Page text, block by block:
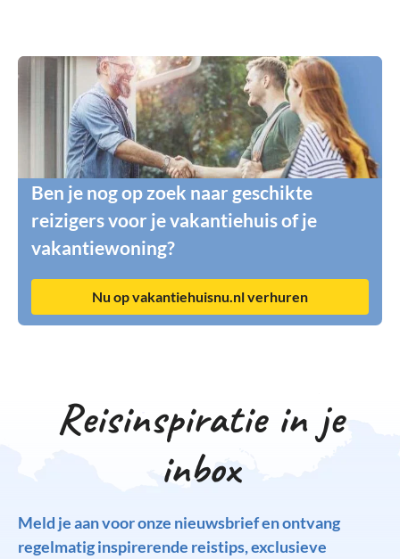
Ben je nog op zoek naar geschikte
reizigers voor je vakantiehuis of je
vakantiewoning?
Nu op vakantiehuisnu.nl verhuren
Reisinspiratie in je
inbox
Meld je aan voor onze nieuwsbrief en ontvang
regelmatig inspirerende reistips, exclusieve